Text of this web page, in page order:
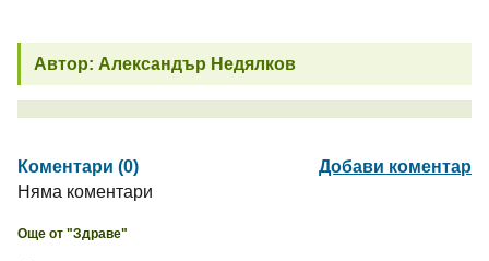
Автор: Александър Недялков
Коментари (0)
Добави коментар
Няма коментари
Още от "Здраве"